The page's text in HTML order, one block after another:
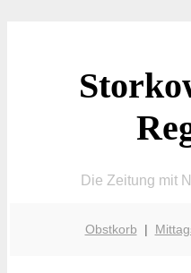
Die Zeitung mit
Obstkorb |